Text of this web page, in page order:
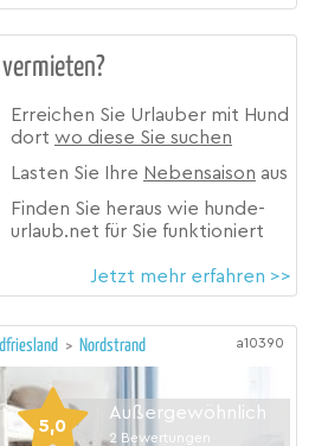
Erreichen Sie Urlauber mit Hund
dort wo diese Sie suchen
Lasten Sie Ihre Nebensaison aus
Finden Sie heraus wie hunde-
urlaub.net für Sie funktioniert
Jetzt mehr erfahren >>
> Nordstrand a10390
5,0
Außergewöhnlich
2 Bewertungen